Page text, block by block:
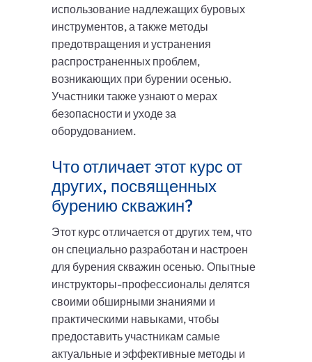
использование надлежащих буровых
инструментов, а также методы
предотвращения и устранения
распространенных проблем,
возникающих при бурении осенью.
Участники также узнают о мерах
безопасности и уходе за
оборудованием.
Что отличает этот курс от
других, посвященных
бурению скважин?
Этот курс отличается от других тем, что
он специально разработан и настроен
для бурения скважин осенью. Опытные
инструкторы-профессионалы делятся
своими обширными знаниями и
практическими навыками, чтобы
предоставить участникам самые
актуальные и эффективные методы и